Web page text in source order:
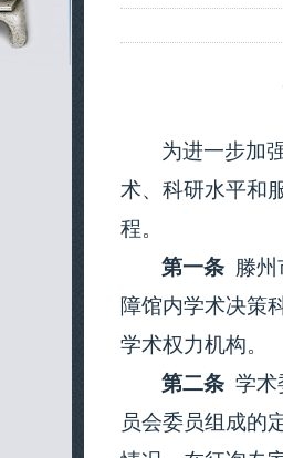
为进一步加
术、科研水平和
程。
第一条
滕州
障馆内学术决策
学术权力机构。
第二条 学术
员会委员组成的